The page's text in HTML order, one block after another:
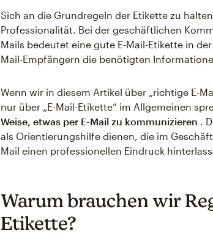
Sich an die Grundregeln der Etikette zu
Professionalität. Bei der geschäftlichen
Mails bedeutet eine gute E-Mail-Etikette in
Mail-Empfängern die benötigten
Wenn wir in diesem Artikel über „richtige E-
nur über „E-Mail-Etikette“ im Allgemeinen
Weise, etwas per E-Mail zu kommunizieren .
als Orientierungshilfe dienen, die im
Mail einen professionellen Eindruck
Warum brauchen wir
Etikette?